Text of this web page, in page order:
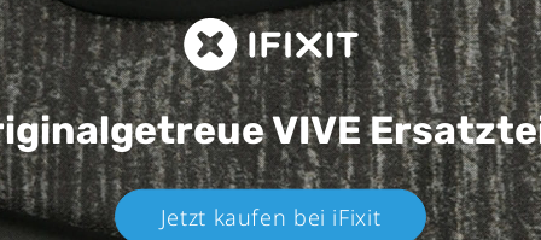
VIVE
Jetzt kaufen bei iFixit​